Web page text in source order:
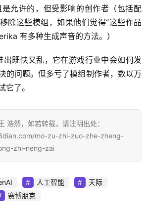
允许的，但受影响的创作者（包括配
除这些模组，如果他们觉得“这些作品
有多种生成声音的方法。）
出既快又乱，它在游戏行业中会如何发
的问题。但多亏了模组制作者，数以万
它了。
浩然，如若转载，请注明出处：
mo-zu-zhi-zuo-zhe-zheng-
zhi-neng-zai
人工智能
天际
赛博朋克